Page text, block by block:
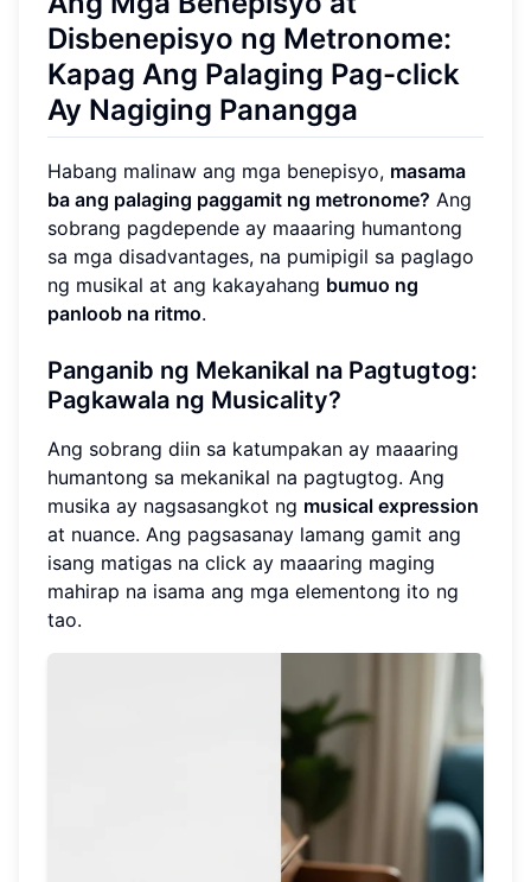
Disbenepisyo ng Metronome:
Kapag Ang Palaging Pag-click
Ay Nagiging Panangga
Habang malinaw ang mga benepisyo, masama
ba ang palaging paggamit ng metronome? Ang
sobrang pagdepende ay maaaring humantong
sa mga disadvantages, na pumipigil sa paglago
ng musikal at ang kakayahang bumuo ng
panloob na ritmo.
Panganib ng Mekanikal na Pagtugtog:
Pagkawala ng Musicality?
Ang sobrang diin sa katumpakan ay maaaring
humantong sa mekanikal na pagtugtog. Ang
musika ay nagsasangkot ng musical expression
at nuance. Ang pagsasanay lamang gamit ang
isang matigas na click ay maaaring maging
mahirap na isama ang mga elementong ito ng
tao.